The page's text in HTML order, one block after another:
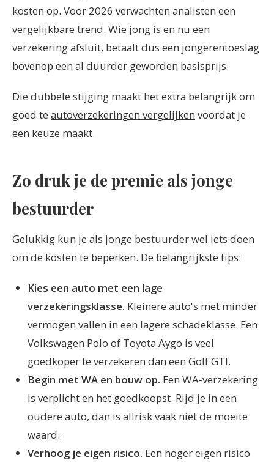
kosten op. Voor 2026 verwachten analisten een
vergelijkbare trend. Wie jong is en nu een
verzekering afsluit, betaalt dus een jongerentoeslag
bovenop een al duurder geworden basisprijs.
Die dubbele stijging maakt het extra belangrijk om
goed te autoverzekeringen vergelijken voordat je
een keuze maakt.
Zo druk je de premie als jonge
bestuurder
Gelukkig kun je als jonge bestuurder wel iets doen
om de kosten te beperken. De belangrijkste tips:
Kies een auto met een lage
verzekeringsklasse. Kleinere auto's met minder
vermogen vallen in een lagere schadeklasse. Een
Volkswagen Polo of Toyota Aygo is veel
goedkoper te verzekeren dan een Golf GTI.
Begin met WA en bouw op. Een WA-verzekering
is verplicht en het goedkoopst. Rijd je in een
oudere auto, dan is allrisk vaak niet de moeite
waard.
Verhoog je eigen risico. Een hoger eigen risico